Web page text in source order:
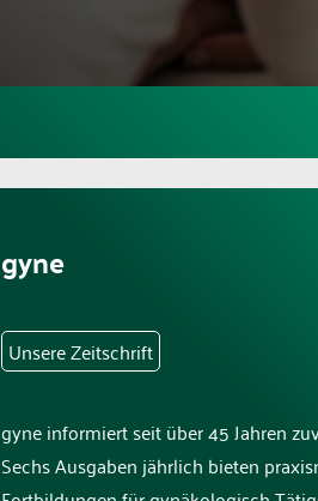
gyne
Unsere Zeitschrift
gyne informiert seit über 45 Jahren
Sechs Ausgaben jährlich bieten